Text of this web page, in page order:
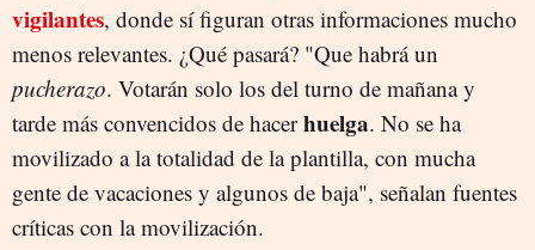
vigilantes, donde sí figuran otras informaciones mucho
menos relevantes. ¿Qué pasará? "Que habrá un
pucherazo. Votarán solo los del turno de mañana y
tarde más convencidos de hacerhuelga. No se ha
movilizado a la totalidad de la plantilla, con mucha
gente de vacaciones y algunos de baja", señalan fuentes
críticas con la movilización.